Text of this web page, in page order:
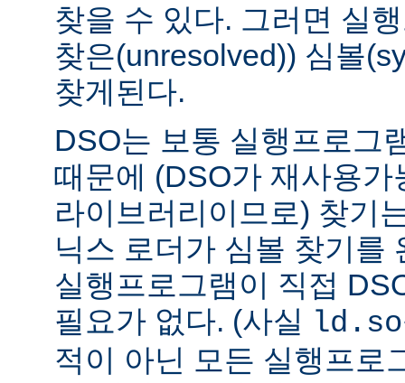
찾을 수 있다. 그러면 실
찾은(unresolved)) 심볼
찾게된다.
DSO는 보통 실행프로그
때문에 (DSO가 재사용
라이브러리이므로) 찾기
닉스 로더가 심볼 찾기를
실행프로그램이 직접
필요가 없다. (사실
ld.so
적이 아닌 모든 실행프로